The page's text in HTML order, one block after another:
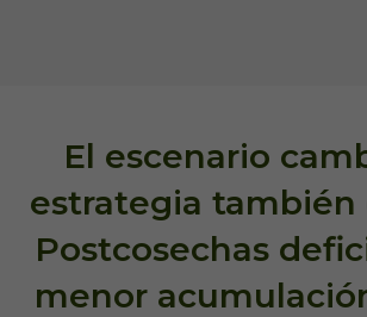
El escenario
estrategia también
Postcosechas
menor